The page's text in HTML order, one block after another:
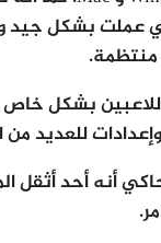
عملت بشكل جيد
بشكل
للعديد من
أنه أحد أثقل